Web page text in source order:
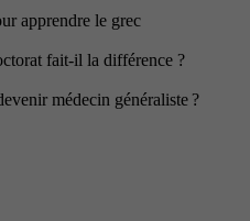
apprendre le grec
fait-il la différence ?
médecin généraliste ?